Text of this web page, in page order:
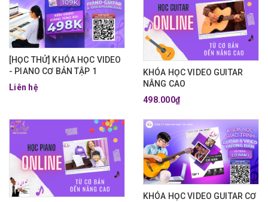
[HỌC THỬ] KHÓA HỌC VIDEO
- PIANO CƠ BẢN TẬP 1
Liên hệ
KHÓA HỌC VIDEO GUITAR
NÂNG CAO
498.000₫
KHÓA HỌC VIDEO GUITAR CƠ